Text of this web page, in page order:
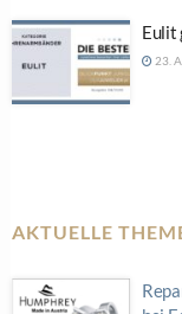
Eulit
23.
AKTUELLE